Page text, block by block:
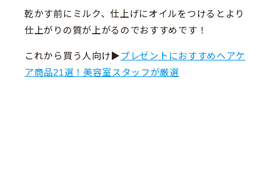
乾かす前にミルク、仕上げにオイルをつけるとより
仕上がりの質が上がるのでおすすめです！
これから買う人向け▶︎プレゼントにおすすめヘアケ
ア商品21選！美容室スタッフが厳選